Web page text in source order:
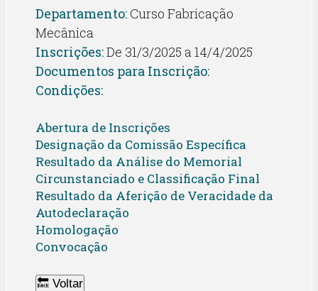
Departamento: Curso Fabricação
Mecânica
Inscrições:De 31/3/2025 a 14/4/2025
Documentos para Inscrição:
Condições:
Abertura de Inscrições
Designação da Comissão Específica
Resultado da Análise do Memorial
Circunstanciado e Classificação Final
Resultado da Aferição de Veracidade da
Autodeclaração
Homologação
Convocação
🔙 Voltar